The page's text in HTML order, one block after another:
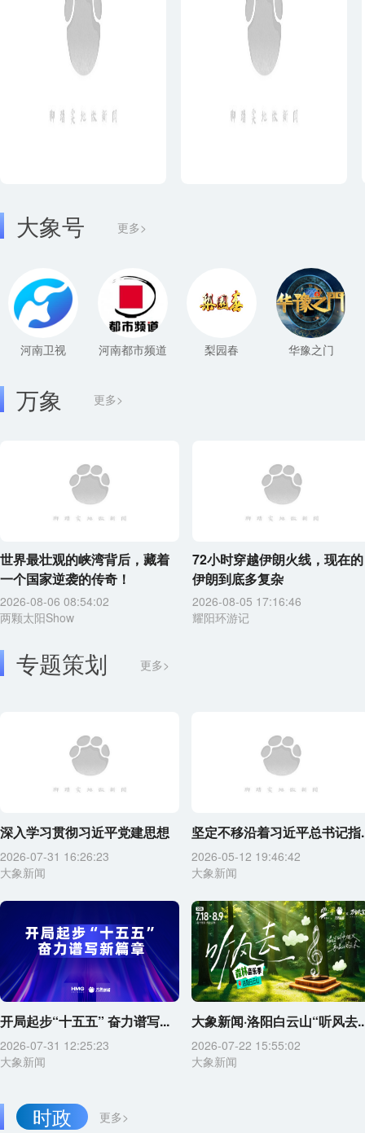
大象号 更多>
河南卫视 河南都市频道 梨园春 华豫之门
更多>
万象
世界最壮观的峡湾背后，藏着
一个国家逆袭的传奇！
2026-08-06 08:54:02
两颗太阳Show
72小时穿越伊朗火线，现在的
伊朗到底多复杂
2026-08-05 17:16:46
耀阳环游记
专题策划 更多>
深入学习贯彻习近平党建思想
2026-07-31 16:26:23
大象新闻
坚定不移沿着习近平总书记指
2026-05-12 19:46:42
大象新闻
开局起步“十五五” 奋力谱写...
2026-07-31 12:25:23
大象新闻
大象新闻·洛阳白云山“听风去
2026-07-22 15:55:02
大象新闻
更多>
时政